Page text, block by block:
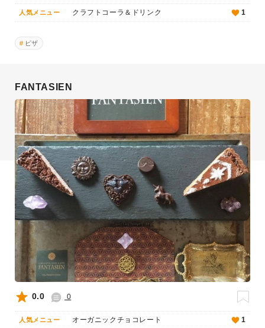
人気メニュー クラフトコーラ＆ドリンク 1
ピザ
FANTASIEN
0.0 0
人気メニュー オーガニックチョコレート 1